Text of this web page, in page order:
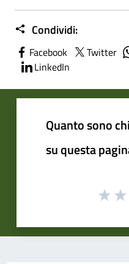
Condividi:
Facebook Twitter
LinkedIn
Quanto sono
su questa